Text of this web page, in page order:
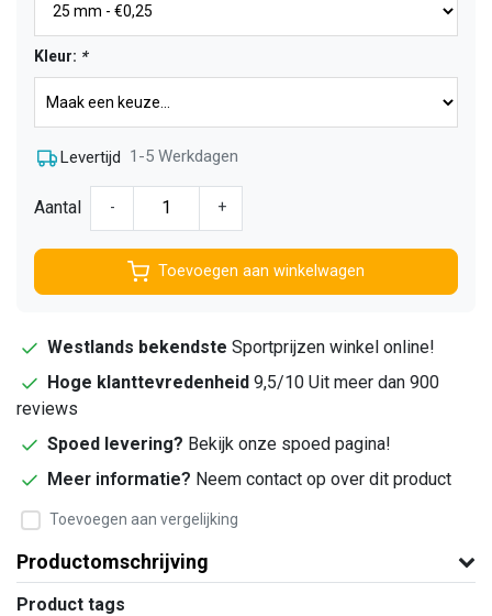
Kleur: *
Levertijd 1-5 Werkdagen
Aantal - +
Toevoegen aan winkelwagen
Westlands bekendste Sportprijzen winkel online!
Hoge klanttevredenheid 9,5/10 Uit meer dan 900
reviews
Spoed levering? Bekijk onze spoed pagina!
Meer informatie? Neem contact op over dit product
Toevoegen aan vergelijking
Productomschrijving
Product tags